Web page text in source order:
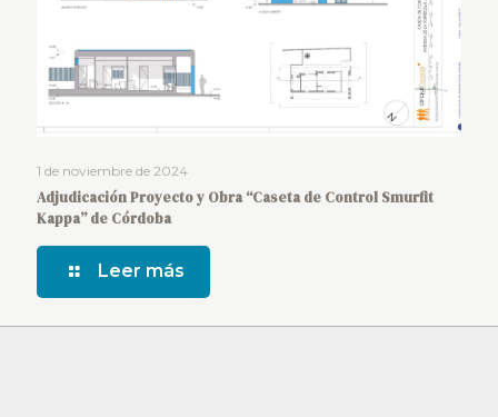
1 de noviembre de 2024
Adjudicación Proyecto y Obra “Caseta de Control Smurfit
Kappa” de Córdoba
Leer más